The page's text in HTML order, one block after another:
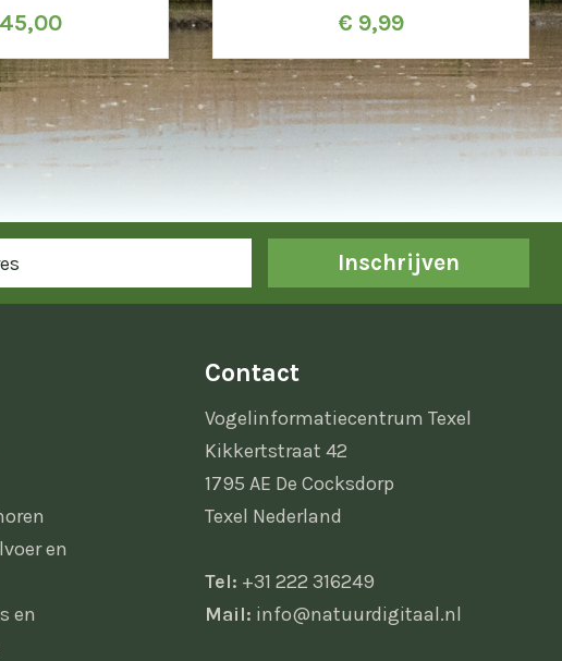
€ 9,99
Inschrijven
en
en
Contact
Vogelinformatiecentrum Texel
Kikkertstraat 42
1795 AE De Cocksdorp
Texel Nederland
Tel: +31 222 316249
Mail: info@natuurdigitaal.nl